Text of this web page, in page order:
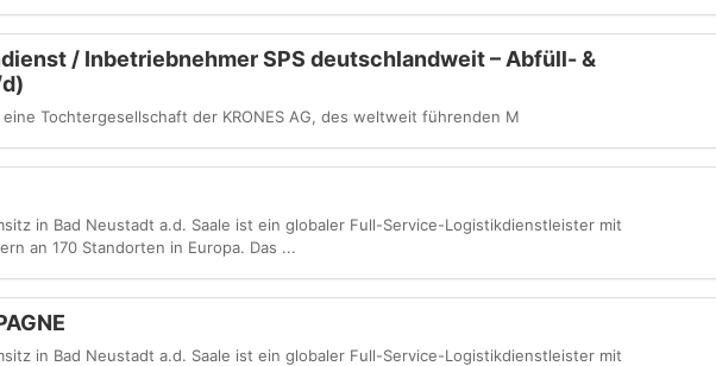
/ Inbetriebnehmer SPS deutschlandweit – Abfüll- &
eine Tochter­gesellschaft der KRONES AG, des weltweit führenden M
in Bad Neustadt a.d. Saale ist ein globaler Full-Service-Logistikdienstleister mit
an 170 Standorten in Europa. Das ...
in Bad Neustadt a.d. Saale ist ein globaler Full-Service-Logistikdienstleister mit